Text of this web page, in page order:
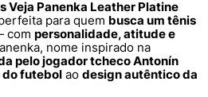
Veja Panenka Leather Platine
para quem busca um tênis
com personalidade, atitude e
nome inspirado na
pelo jogador tcheco Antonín
do futebol ao design autêntico da